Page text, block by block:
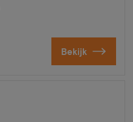
Bekijk